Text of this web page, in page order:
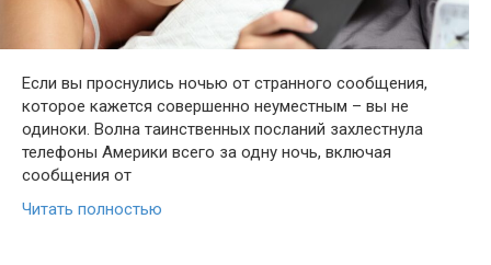
Если вы проснулись ночью от странного сообщения,
которое кажется совершенно неуместным – вы не
одиноки. Волна таинственных посланий захлестнула
телефоны Америки всего за одну ночь, включая
сообщения от
Читать полностью